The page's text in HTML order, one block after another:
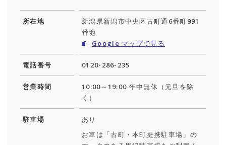
所在地
新潟県新潟市中央区古町通6番町991
番地
Google マップで見る
電話番号 0120-286-235
営業時間
10:00～19:00 年中無休（元旦を除
く）
駐車場
あり
お車は「古町・本町提携駐車場」の